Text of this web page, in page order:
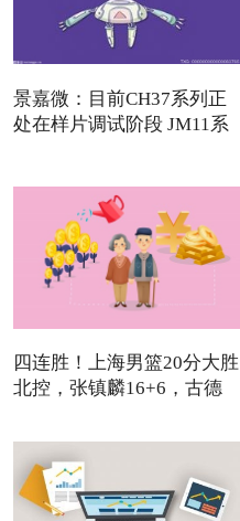
景嘉微：目前CH37系列正
处在样片调试阶段 JM11系
四连胜！上海男篮20分大胜
北控，张镇麟16+6，古德